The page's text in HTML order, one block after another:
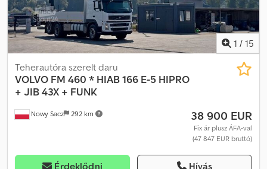
1 / 15
Nowy Sacz 292 km
Teherautóra szerelt daru
VOLVO FM 460 * HIAB 166 E-5 HIPRO
+ JIB 43X + FUNK
38 900 EUR
Fix ár plusz ÁFA-val
(47 847 EUR bruttó)
Érdeklődni Hívás